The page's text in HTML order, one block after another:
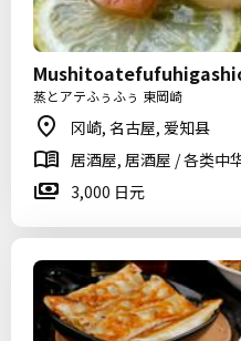
蒸とアテふぅふぅ 東岡崎
冈崎, 名古屋, 爱知县
居酒屋, 居酒屋 / 各类中
3,000 日元